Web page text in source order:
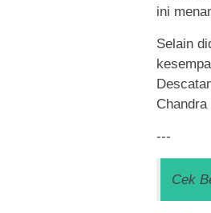
ini
Selain
---
Cek